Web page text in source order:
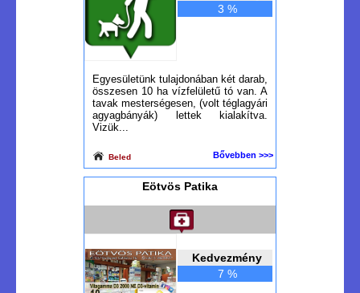
3 %
Egyesületünk tulajdonában két darab,
összesen 10 ha vízfelületű tó van. A
tavak mesterségesen, (volt téglagyári
agyagbányák) lettek kialakítva.
Vizük...
Beled Bővebben >>>
Eötvös Patika
Kedvezmény
7 %